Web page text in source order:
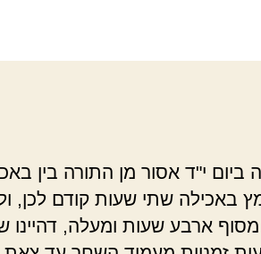
י"ד אסור מן התורה בין
באכילה שתי שעות קודם לכן,
ארבע שעות ומעלה, דהיינו